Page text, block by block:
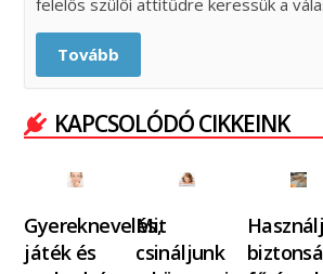
felelős szülői attitűdre keressük a
Tovább
KAPCSOLÓDÓ CIKKEINK
Gyereknevelés,
játék és
Mit
csináljunk